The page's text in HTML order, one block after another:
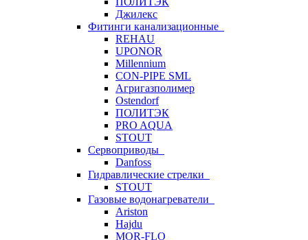
Джилекс
Фитинги канализационные
REHAU
UPONOR
Millennium
CON-PIPE SML
Агригазполимер
Ostendorf
ПОЛИТЭК
PRO AQUA
STOUT
Сервоприводы
Danfoss
Гидравлические стрелки
STOUT
Газовые водонагреватели
Ariston
Hajdu
MOR-FLO